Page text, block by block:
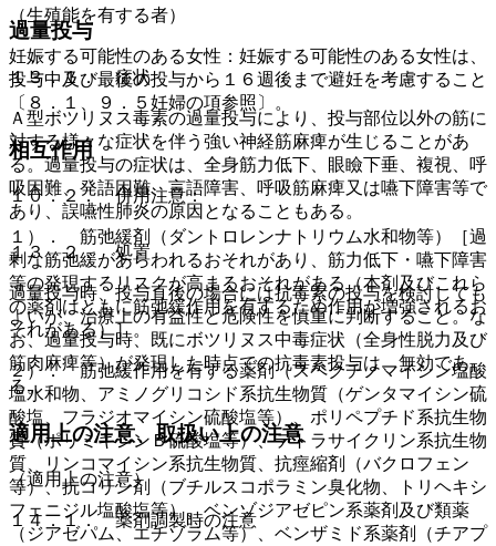
過量投与
１３．１． 症状
Ａ型ボツリヌス毒素の過量投与により、投与部位以外の筋に
対する様々な症状を伴う強い神経筋麻痺が生じることがあ
る。過量投与の症状は、全身筋力低下、眼瞼下垂、複視、呼
吸困難、発語困難、言語障害、呼吸筋麻痺又は嚥下障害等で
あり、誤嚥性肺炎の原因となることもある。
１３．２． 処置
過量投与時、投与直後の場合には抗毒素の投与を検討しても
よいが、治療上の有益性と危険性を慎重に判断すること。な
お、過量投与時、既にボツリヌス中毒症状（全身性脱力及び
筋肉麻痺等）が発現した時点での抗毒素投与は、無効であ
る。
適用上の注意、取扱い上の注意
（適用上の注意）
１４．１． 薬剤調製時の注意
（生殖能を有する者）
妊娠する可能性のある女性：妊娠する可能性のある女性は、
投与中及び最後の投与から１６週後まで避妊を考慮すること
〔８．１、９．５妊婦の項参照〕。
相互作用
１０．２． 併用注意：
１）． 筋弛緩剤（ダントロレンナトリウム水和物等）［過
剰な筋弛緩があらわれるおそれがあり、筋力低下・嚥下障害
等の発現するリスクが高まるおそれがある（本剤及びこれら
の薬剤はともに筋弛緩作用を有するため作用が増強されるお
それがある）］。
２）． 筋弛緩作用を有する薬剤（スペクチノマイシン塩酸
塩水和物、アミノグリコシド系抗生物質（ゲンタマイシン硫
酸塩、フラジオマイシン硫酸塩等）、ポリペプチド系抗生物
質（ポリミキシンＢ硫酸塩等）、テトラサイクリン系抗生物
質、リンコマイシン系抗生物質、抗痙縮剤（バクロフェン
等）、抗コリン剤（ブチルスコポラミン臭化物、トリヘキシ
フェニジル塩酸塩等）、ベンゾジアゼピン系薬剤及び類薬
（ジアゼパム、エチゾラム等）、ベンザミド系薬剤（チアプ